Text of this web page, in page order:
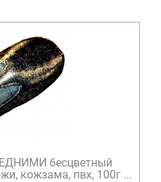
бесцветный
кожзама, пвх, 100г ...